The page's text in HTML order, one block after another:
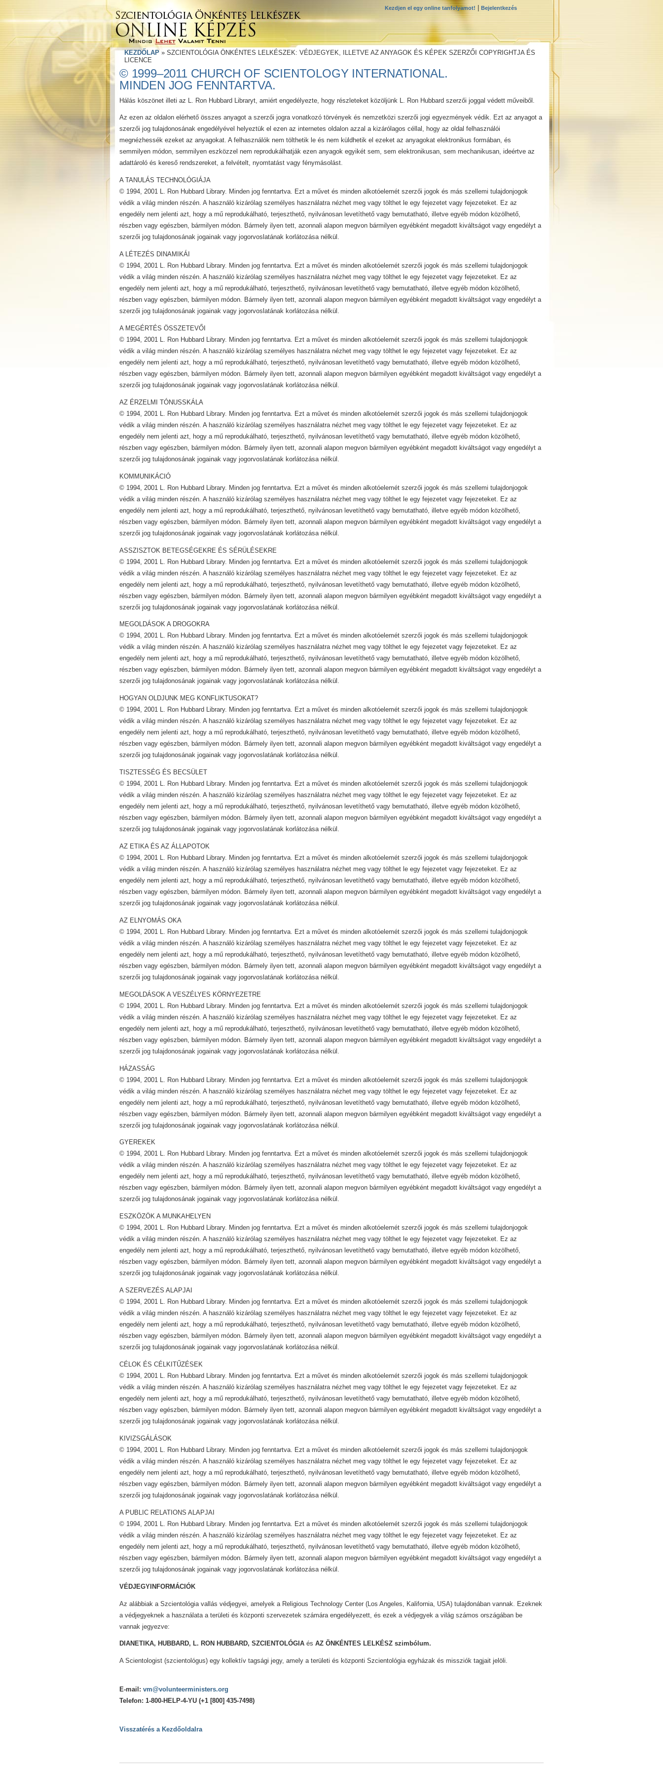
Kezdjen el egy online tanfolyamot! Bejelentkezés
KEZDŐLAP» SZCIENTOLÓGIA ÖNKÉNTES LELKÉSZEK: VÉDJEGYEK, ILLETVE AZ ANYAGOK ÉS KÉPEK SZERZŐI COPYRIGHTJA ÉS
LICENCE
© 1999–2011 CHURCH OF SCIENTOLOGY INTERNATIONAL.
MINDEN JOG FENNTARTVA.
Hálás köszönet illeti az L. Ron Hubbard Libraryt, amiért engedélyezte, hogy részleteket közöljünk L. Ron Hubbard szerzői joggal védett műveiből.
Az ezen az oldalon elérhető összes anyagot a szerzői jogra vonatkozó törvények és nemzetközi szerzői jogi egyezmények védik. Ezt az anyagot a
szerzői jog tulajdonosának engedélyével helyeztük el ezen az internetes oldalon azzal a kizárólagos céllal, hogy az oldal felhasználói
megnézhessék ezeket az anyagokat. A felhasználók nem tölthetik le és nem küldhetik el ezeket az anyagokat elektronikus formában, és
semmilyen módon, semmilyen eszközzel nem reprodukálhatják ezen anyagok egyikét sem, sem elektronikusan, sem mechanikusan, ideértve az
adattároló és kereső rendszereket, a felvételt, nyomtatást vagy fénymásolást.
A TANULÁS TECHNOLÓGIÁJA
© 1994, 2001 L. Ron Hubbard Library. Minden jog fenntartva. Ezt a művet és minden alkotóelemét szerzői jogok és más szellemi tulajdonjogok
védik a világ minden részén. A használó kizárólag személyes használatra nézhet meg vagy tölthet le egy fejezetet vagy fejezeteket. Ez az
engedély nem jelenti azt, hogy a mű reprodukálható, terjeszthető, nyilvánosan levetíthető vagy bemutatható, illetve egyéb módon közölhető,
részben vagy egészben, bármilyen módon. Bármely ilyen tett, azonnali alapon megvon bármilyen egyébként megadott kiváltságot vagy engedélyt a
szerzői jog tulajdonosának jogainak vagy jogorvoslatának korlátozása nélkül.
A LÉTEZÉS DINAMIKÁI
© 1994, 2001 L. Ron Hubbard Library. Minden jog fenntartva. Ezt a művet és minden alkotóelemét szerzői jogok és más szellemi tulajdonjogok
védik a világ minden részén. A használó kizárólag személyes használatra nézhet meg vagy tölthet le egy fejezetet vagy fejezeteket. Ez az
engedély nem jelenti azt, hogy a mű reprodukálható, terjeszthető, nyilvánosan levetíthető vagy bemutatható, illetve egyéb módon közölhető,
részben vagy egészben, bármilyen módon. Bármely ilyen tett, azonnali alapon megvon bármilyen egyébként megadott kiváltságot vagy engedélyt a
szerzői jog tulajdonosának jogainak vagy jogorvoslatának korlátozása nélkül.
A MEGÉRTÉS ÖSSZETEVŐI
© 1994, 2001 L. Ron Hubbard Library. Minden jog fenntartva. Ezt a művet és minden alkotóelemét szerzői jogok és más szellemi tulajdonjogok
védik a világ minden részén. A használó kizárólag személyes használatra nézhet meg vagy tölthet le egy fejezetet vagy fejezeteket. Ez az
engedély nem jelenti azt, hogy a mű reprodukálható, terjeszthető, nyilvánosan levetíthető vagy bemutatható, illetve egyéb módon közölhető,
részben vagy egészben, bármilyen módon. Bármely ilyen tett, azonnali alapon megvon bármilyen egyébként megadott kiváltságot vagy engedélyt a
szerzői jog tulajdonosának jogainak vagy jogorvoslatának korlátozása nélkül.
AZ ÉRZELMI TÓNUSSKÁLA
© 1994, 2001 L. Ron Hubbard Library. Minden jog fenntartva. Ezt a művet és minden alkotóelemét szerzői jogok és más szellemi tulajdonjogok
védik a világ minden részén. A használó kizárólag személyes használatra nézhet meg vagy tölthet le egy fejezetet vagy fejezeteket. Ez az
engedély nem jelenti azt, hogy a mű reprodukálható, terjeszthető, nyilvánosan levetíthető vagy bemutatható, illetve egyéb módon közölhető,
részben vagy egészben, bármilyen módon. Bármely ilyen tett, azonnali alapon megvon bármilyen egyébként megadott kiváltságot vagy engedélyt a
szerzői jog tulajdonosának jogainak vagy jogorvoslatának korlátozása nélkül.
KOMMUNIKÁCIÓ
© 1994, 2001 L. Ron Hubbard Library. Minden jog fenntartva. Ezt a művet és minden alkotóelemét szerzői jogok és más szellemi tulajdonjogok
védik a világ minden részén. A használó kizárólag személyes használatra nézhet meg vagy tölthet le egy fejezetet vagy fejezeteket. Ez az
engedély nem jelenti azt, hogy a mű reprodukálható, terjeszthető, nyilvánosan levetíthető vagy bemutatható, illetve egyéb módon közölhető,
részben vagy egészben, bármilyen módon. Bármely ilyen tett, azonnali alapon megvon bármilyen egyébként megadott kiváltságot vagy engedélyt a
szerzői jog tulajdonosának jogainak vagy jogorvoslatának korlátozása nélkül.
ASSZISZTOK BETEGSÉGEKRE ÉS SÉRÜLÉSEKRE
© 1994, 2001 L. Ron Hubbard Library. Minden jog fenntartva. Ezt a művet és minden alkotóelemét szerzői jogok és más szellemi tulajdonjogok
védik a világ minden részén. A használó kizárólag személyes használatra nézhet meg vagy tölthet le egy fejezetet vagy fejezeteket. Ez az
engedély nem jelenti azt, hogy a mű reprodukálható, terjeszthető, nyilvánosan levetíthető vagy bemutatható, illetve egyéb módon közölhető,
részben vagy egészben, bármilyen módon. Bármely ilyen tett, azonnali alapon megvon bármilyen egyébként megadott kiváltságot vagy engedélyt a
szerzői jog tulajdonosának jogainak vagy jogorvoslatának korlátozása nélkül.
MEGOLDÁSOK A DROGOKRA
© 1994, 2001 L. Ron Hubbard Library. Minden jog fenntartva. Ezt a művet és minden alkotóelemét szerzői jogok és más szellemi tulajdonjogok
védik a világ minden részén. A használó kizárólag személyes használatra nézhet meg vagy tölthet le egy fejezetet vagy fejezeteket. Ez az
engedély nem jelenti azt, hogy a mű reprodukálható, terjeszthető, nyilvánosan levetíthető vagy bemutatható, illetve egyéb módon közölhető,
részben vagy egészben, bármilyen módon. Bármely ilyen tett, azonnali alapon megvon bármilyen egyébként megadott kiváltságot vagy engedélyt a
szerzői jog tulajdonosának jogainak vagy jogorvoslatának korlátozása nélkül.
HOGYAN OLDJUNK MEG KONFLIKTUSOKAT?
© 1994, 2001 L. Ron Hubbard Library. Minden jog fenntartva. Ezt a művet és minden alkotóelemét szerzői jogok és más szellemi tulajdonjogok
védik a világ minden részén. A használó kizárólag személyes használatra nézhet meg vagy tölthet le egy fejezetet vagy fejezeteket. Ez az
engedély nem jelenti azt, hogy a mű reprodukálható, terjeszthető, nyilvánosan levetíthető vagy bemutatható, illetve egyéb módon közölhető,
részben vagy egészben, bármilyen módon. Bármely ilyen tett, azonnali alapon megvon bármilyen egyébként megadott kiváltságot vagy engedélyt a
szerzői jog tulajdonosának jogainak vagy jogorvoslatának korlátozása nélkül.
TISZTESSÉG ÉS BECSÜLET
© 1994, 2001 L. Ron Hubbard Library. Minden jog fenntartva. Ezt a művet és minden alkotóelemét szerzői jogok és más szellemi tulajdonjogok
védik a világ minden részén. A használó kizárólag személyes használatra nézhet meg vagy tölthet le egy fejezetet vagy fejezeteket. Ez az
engedély nem jelenti azt, hogy a mű reprodukálható, terjeszthető, nyilvánosan levetíthető vagy bemutatható, illetve egyéb módon közölhető,
részben vagy egészben, bármilyen módon. Bármely ilyen tett, azonnali alapon megvon bármilyen egyébként megadott kiváltságot vagy engedélyt a
szerzői jog tulajdonosának jogainak vagy jogorvoslatának korlátozása nélkül.
AZ ETIKA ÉS AZ ÁLLAPOTOK
© 1994, 2001 L. Ron Hubbard Library. Minden jog fenntartva. Ezt a művet és minden alkotóelemét szerzői jogok és más szellemi tulajdonjogok
védik a világ minden részén. A használó kizárólag személyes használatra nézhet meg vagy tölthet le egy fejezetet vagy fejezeteket. Ez az
engedély nem jelenti azt, hogy a mű reprodukálható, terjeszthető, nyilvánosan levetíthető vagy bemutatható, illetve egyéb módon közölhető,
részben vagy egészben, bármilyen módon. Bármely ilyen tett, azonnali alapon megvon bármilyen egyébként megadott kiváltságot vagy engedélyt a
szerzői jog tulajdonosának jogainak vagy jogorvoslatának korlátozása nélkül.
AZ ELNYOMÁS OKA
© 1994, 2001 L. Ron Hubbard Library. Minden jog fenntartva. Ezt a művet és minden alkotóelemét szerzői jogok és más szellemi tulajdonjogok
védik a világ minden részén. A használó kizárólag személyes használatra nézhet meg vagy tölthet le egy fejezetet vagy fejezeteket. Ez az
engedély nem jelenti azt, hogy a mű reprodukálható, terjeszthető, nyilvánosan levetíthető vagy bemutatható, illetve egyéb módon közölhető,
részben vagy egészben, bármilyen módon. Bármely ilyen tett, azonnali alapon megvon bármilyen egyébként megadott kiváltságot vagy engedélyt a
szerzői jog tulajdonosának jogainak vagy jogorvoslatának korlátozása nélkül.
MEGOLDÁSOK A VESZÉLYES KÖRNYEZETRE
© 1994, 2001 L. Ron Hubbard Library. Minden jog fenntartva. Ezt a művet és minden alkotóelemét szerzői jogok és más szellemi tulajdonjogok
védik a világ minden részén. A használó kizárólag személyes használatra nézhet meg vagy tölthet le egy fejezetet vagy fejezeteket. Ez az
engedély nem jelenti azt, hogy a mű reprodukálható, terjeszthető, nyilvánosan levetíthető vagy bemutatható, illetve egyéb módon közölhető,
részben vagy egészben, bármilyen módon. Bármely ilyen tett, azonnali alapon megvon bármilyen egyébként megadott kiváltságot vagy engedélyt a
szerzői jog tulajdonosának jogainak vagy jogorvoslatának korlátozása nélkül.
HÁZASSÁG
© 1994, 2001 L. Ron Hubbard Library. Minden jog fenntartva. Ezt a művet és minden alkotóelemét szerzői jogok és más szellemi tulajdonjogok
védik a világ minden részén. A használó kizárólag személyes használatra nézhet meg vagy tölthet le egy fejezetet vagy fejezeteket. Ez az
engedély nem jelenti azt, hogy a mű reprodukálható, terjeszthető, nyilvánosan levetíthető vagy bemutatható, illetve egyéb módon közölhető,
részben vagy egészben, bármilyen módon. Bármely ilyen tett, azonnali alapon megvon bármilyen egyébként megadott kiváltságot vagy engedélyt a
szerzői jog tulajdonosának jogainak vagy jogorvoslatának korlátozása nélkül.
GYEREKEK
© 1994, 2001 L. Ron Hubbard Library. Minden jog fenntartva. Ezt a művet és minden alkotóelemét szerzői jogok és más szellemi tulajdonjogok
védik a világ minden részén. A használó kizárólag személyes használatra nézhet meg vagy tölthet le egy fejezetet vagy fejezeteket. Ez az
engedély nem jelenti azt, hogy a mű reprodukálható, terjeszthető, nyilvánosan levetíthető vagy bemutatható, illetve egyéb módon közölhető,
részben vagy egészben, bármilyen módon. Bármely ilyen tett, azonnali alapon megvon bármilyen egyébként megadott kiváltságot vagy engedélyt a
szerzői jog tulajdonosának jogainak vagy jogorvoslatának korlátozása nélkül.
ESZKÖZÖK A MUNKAHELYEN
© 1994, 2001 L. Ron Hubbard Library. Minden jog fenntartva. Ezt a művet és minden alkotóelemét szerzői jogok és más szellemi tulajdonjogok
védik a világ minden részén. A használó kizárólag személyes használatra nézhet meg vagy tölthet le egy fejezetet vagy fejezeteket. Ez az
engedély nem jelenti azt, hogy a mű reprodukálható, terjeszthető, nyilvánosan levetíthető vagy bemutatható, illetve egyéb módon közölhető,
részben vagy egészben, bármilyen módon. Bármely ilyen tett, azonnali alapon megvon bármilyen egyébként megadott kiváltságot vagy engedélyt a
szerzői jog tulajdonosának jogainak vagy jogorvoslatának korlátozása nélkül.
A SZERVEZÉS ALAPJAI
© 1994, 2001 L. Ron Hubbard Library. Minden jog fenntartva. Ezt a művet és minden alkotóelemét szerzői jogok és más szellemi tulajdonjogok
védik a világ minden részén. A használó kizárólag személyes használatra nézhet meg vagy tölthet le egy fejezetet vagy fejezeteket. Ez az
engedély nem jelenti azt, hogy a mű reprodukálható, terjeszthető, nyilvánosan levetíthető vagy bemutatható, illetve egyéb módon közölhető,
részben vagy egészben, bármilyen módon. Bármely ilyen tett, azonnali alapon megvon bármilyen egyébként megadott kiváltságot vagy engedélyt a
szerzői jog tulajdonosának jogainak vagy jogorvoslatának korlátozása nélkül.
CÉLOK ÉS CÉLKITŰZÉSEK
© 1994, 2001 L. Ron Hubbard Library. Minden jog fenntartva. Ezt a művet és minden alkotóelemét szerzői jogok és más szellemi tulajdonjogok
védik a világ minden részén. A használó kizárólag személyes használatra nézhet meg vagy tölthet le egy fejezetet vagy fejezeteket. Ez az
engedély nem jelenti azt, hogy a mű reprodukálható, terjeszthető, nyilvánosan levetíthető vagy bemutatható, illetve egyéb módon közölhető,
részben vagy egészben, bármilyen módon. Bármely ilyen tett, azonnali alapon megvon bármilyen egyébként megadott kiváltságot vagy engedélyt a
szerzői jog tulajdonosának jogainak vagy jogorvoslatának korlátozása nélkül.
KIVIZSGÁLÁSOK
© 1994, 2001 L. Ron Hubbard Library. Minden jog fenntartva. Ezt a művet és minden alkotóelemét szerzői jogok és más szellemi tulajdonjogok
védik a világ minden részén. A használó kizárólag személyes használatra nézhet meg vagy tölthet le egy fejezetet vagy fejezeteket. Ez az
engedély nem jelenti azt, hogy a mű reprodukálható, terjeszthető, nyilvánosan levetíthető vagy bemutatható, illetve egyéb módon közölhető,
részben vagy egészben, bármilyen módon. Bármely ilyen tett, azonnali alapon megvon bármilyen egyébként megadott kiváltságot vagy engedélyt a
szerzői jog tulajdonosának jogainak vagy jogorvoslatának korlátozása nélkül.
A PUBLIC RELATIONS ALAPJAI
© 1994, 2001 L. Ron Hubbard Library. Minden jog fenntartva. Ezt a művet és minden alkotóelemét szerzői jogok és más szellemi tulajdonjogok
védik a világ minden részén. A használó kizárólag személyes használatra nézhet meg vagy tölthet le egy fejezetet vagy fejezeteket. Ez az
engedély nem jelenti azt, hogy a mű reprodukálható, terjeszthető, nyilvánosan levetíthető vagy bemutatható, illetve egyéb módon közölhető,
részben vagy egészben, bármilyen módon. Bármely ilyen tett, azonnali alapon megvon bármilyen egyébként megadott kiváltságot vagy engedélyt a
szerzői jog tulajdonosának jogainak vagy jogorvoslatának korlátozása nélkül.
VÉDJEGYINFORMÁCIÓK
Az alábbiak a Szcientológia vallás védjegyei, amelyek a Religious Technology Center (Los Angeles, Kalifornia, USA) tulajdonában vannak. Ezeknek
a védjegyeknek a használata a területi és központi szervezetek számára engedélyezett, és ezek a védjegyek a világ számos országában be
vannak jegyezve:
DIANETIKA, HUBBARD, L. RON HUBBARD, SZCIENTOLÓGIA és AZ ÖNKÉNTES LELKÉSZ szimbólum.
A Scientologist (szcientológus) egy kollektív tagsági jegy, amely a területi és központi Szcientológia egyházak és missziók tagjait jelöli.
E-mail: vm@volunteerministers.org
Telefon: 1-800-HELP-4-YU (+1 [800] 435-7498)
Visszatérés a Kezdőoldalra